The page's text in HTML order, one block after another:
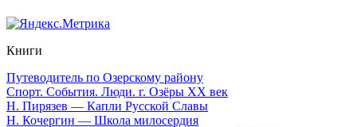
Книги
Путеводитель по Озерскому району
Спорт. События. Люди. г. Озёры XX век
Н. Пирязев — Капли Русской Славы
Н. Кочергин — Школа милосердия